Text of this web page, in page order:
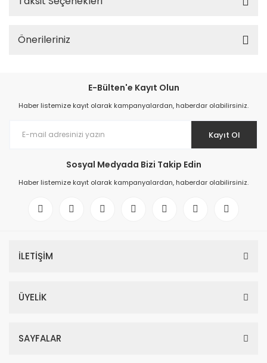
Önerileriniz
E-Bülten'e Kayıt Olun
Haber listemize kayıt olarak kampanyalardan, haberdar olabilirsiniz.
Kayıt Ol
Sosyal Medyada Bizi Takip Edin
Haber listemize kayıt olarak kampanyalardan, haberdar olabilirsiniz.
İLETİŞİM
ÜYELİK
SAYFALAR